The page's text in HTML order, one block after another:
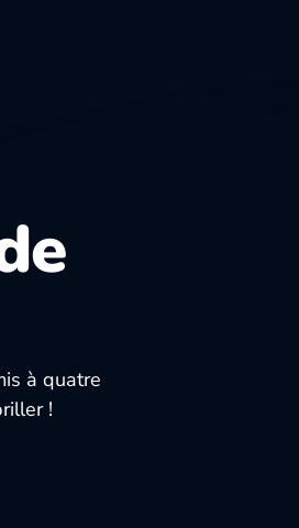
à quatre
!